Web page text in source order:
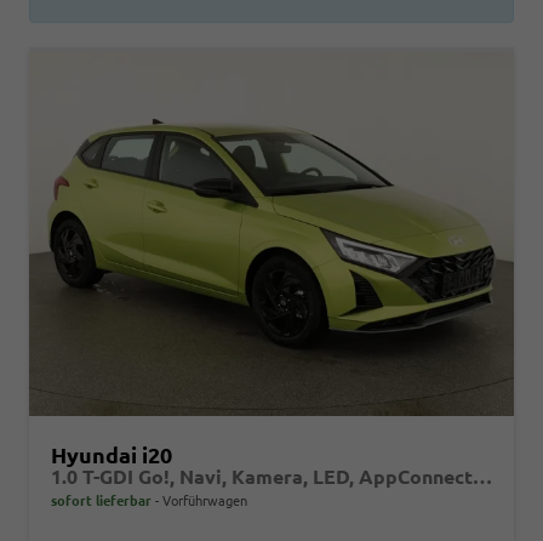
Hyundai i20
1.0 T-GDI Go!, Navi, Kamera, LED, AppConnect, Winter, 16-Zoll, sofort
sofort lieferbar Vorführwagen